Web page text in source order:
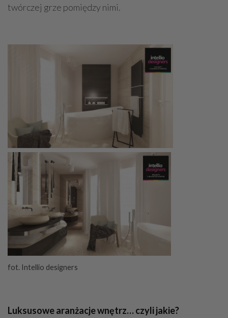
twórczej grze pomiędzy nimi.
fot. Intellio designers
Luksusowe aranżacje wnętrz… czyli jakie?